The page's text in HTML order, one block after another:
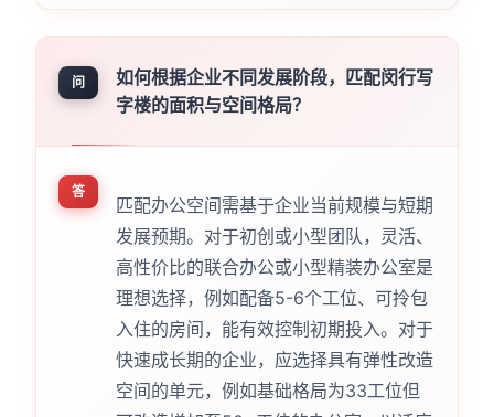
问
如何根据企业不同发展阶段，匹配闵行写
字楼的面积与空间格局？
答
匹配办公空间需基于企业当前规模与短期
发展预期。对于初创或小型团队，灵活、
高性价比的联合办公或小型精装办公室是
理想选择，例如配备5-6个工位、可拎包
入住的房间，能有效控制初期投入。对于
快速成长期的企业，应选择具有弹性改造
空间的单元，例如基础格局为33工位但